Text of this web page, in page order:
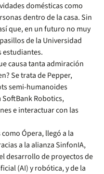
domésticas como
dentro de la casa. Sin
que, en un futuro no muy
de la Universidad
estudiantes.
causa tanta admiración
Se trata de Pepper,
semi-humanoides
Robotics,
e interactuar con las
Ópera, llegó a la
a la alianza SinfonIA,
desarrollo de proyectos de
(AI) y robótica, y de la